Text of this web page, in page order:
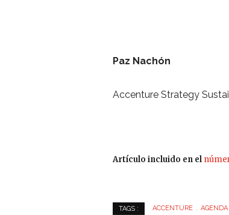
Paz Nachón
Accenture Strategy
Artículo incluido en el
TAGS : ACCENTURE AGENDA